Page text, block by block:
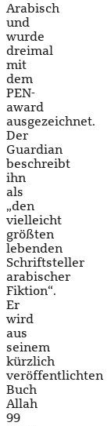
Arabisch
und
wurde
dreimal
mit
dem
PEN-
award
ausgezeichnet.
Der
Guardian
beschreibt
ihn
als
„den
vielleicht
größten
lebenden
Schriftsteller
arabischer
Fiktion“.
Er
wird
aus
seinem
kürzlich
veröffentlichten
Buch
Allah
99